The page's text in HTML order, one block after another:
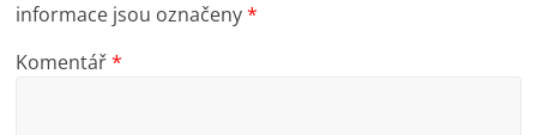
informace jsou označeny*
Komentář*